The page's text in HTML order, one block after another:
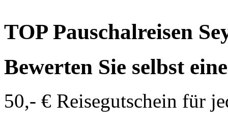
TOP Pauschalreisen
Bewerten Sie selbst
50,- € Reisegutschein für